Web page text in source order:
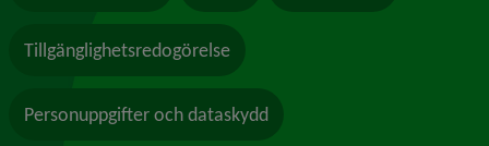
Tillgänglighetsredogörelse
Personuppgifter och dataskydd